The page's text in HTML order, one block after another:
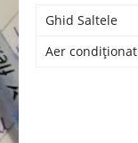
Ghid Saltele
Aer condiționat